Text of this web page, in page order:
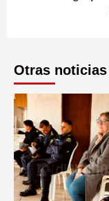
Otras noticias